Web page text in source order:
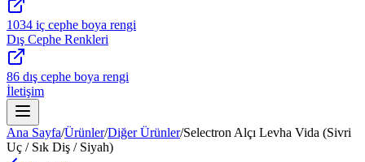
1034 iç cephe boya rengi
Dış Cephe Renkleri
86 dış cephe boya rengi
İletişim
Ana Sayfa/Ürünler/Diğer Ürünler/Selectron Alçı Levha Vida (Sivri
Uç / Sık Diş / Siyah)